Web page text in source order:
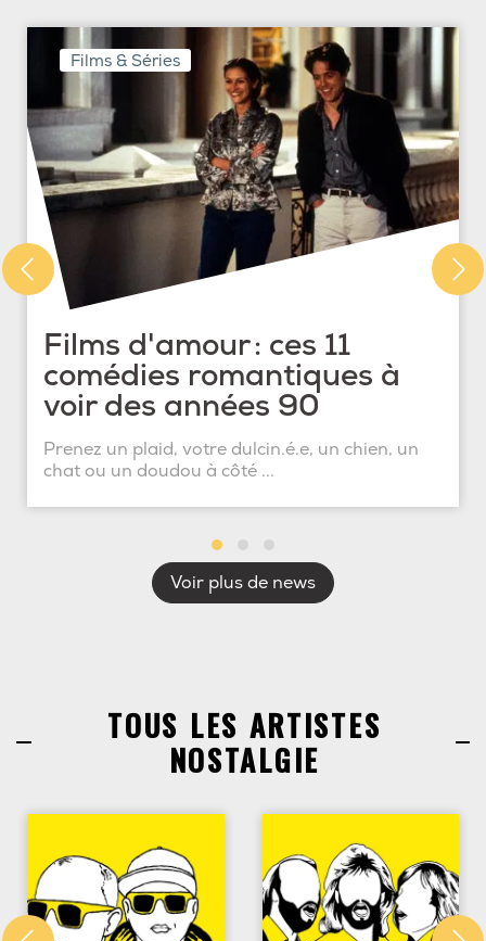
Films & Séries
Films d'amour : ces 11
comédies romantiques à
voir des années 90
Prenez un plaid, votre dulcin.é.e, un chien, un
chat ou un doudou à côté ...
Voir plus de news
TOUS LES ARTISTES
NOSTALGIE